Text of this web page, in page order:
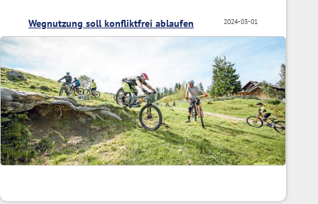
2024-03-01
Wegnutzung soll konfliktfrei ablaufen